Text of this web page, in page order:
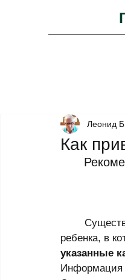
Как
Леонид
ребенка, в
указанные
Информация